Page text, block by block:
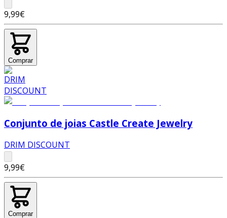
9,99€
Comprar
Conjunto de joias Castle Create Jewelry
DRIM DISCOUNT
9,99€
Comprar